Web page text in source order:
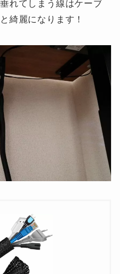
れてしまう線はケーブ
綺麗になります！